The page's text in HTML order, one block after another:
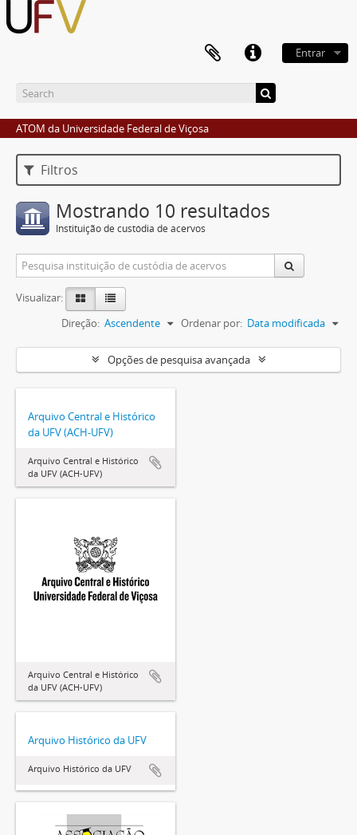
Entrar
ATOM da Universidade Federal de Viçosa
Filtros
Mostrando 10 resultados
Instituição de custódia de acervos
Visualizar:
Ordenar por: Data modificada
Direção: Ascendente
Opções de pesquisa avançada
Arquivo Central e Histórico
da UFV (ACH-UFV)
Arquivo Central e Histórico
da UFV (ACH-UFV)
Arquivo Central e Histórico
da UFV (ACH-UFV)
Arquivo Histórico da UFV
Arquivo Histórico da UFV